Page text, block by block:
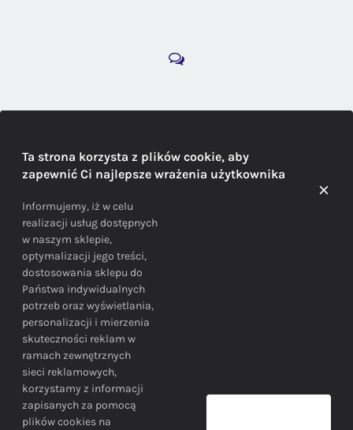
Doradzamy na każdym etapie zakupu
BEZPIECZEŃSTWO
Bezpieczne zakupy gwarantowane!
Ta strona korzysta z plików cookie, aby
zapewnić Ci najlepsze wrażenia użytkownika
Informujemy, iż w celu
realizacji usług dostępnych
w naszym sklepie,
optymalizacji jego treści,
dostosowania sklepu do
Państwa indywidualnych
potrzeb oraz wyświetlania,
personalizacji i mierzenia
skuteczności reklam w
ramach zewnętrznych
sieci reklamowych,
korzystamy z informacji
zapisanych za pomocą
plików cookies na